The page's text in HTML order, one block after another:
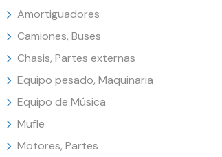
Amortiguadores
Camiones, Buses
Chasis, Partes externas
Equipo pesado, Maquinaria
Equipo de Música
Mufle
Motores, Partes